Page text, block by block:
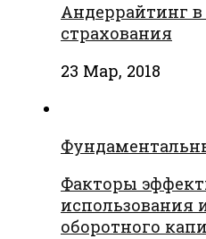
Андеррайтинг в
страхования
23 Мар, 2018
Факторы
использования
оборотного